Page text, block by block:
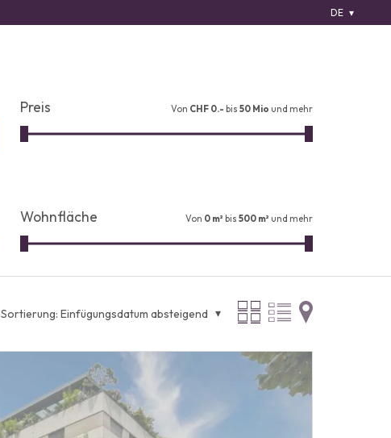
DE
Preis Von CHF 0.- bis 50 Mio und mehr
Wohnfläche Von 0 m² bis 500 m² und mehr
Sortierung: Einfügungsdatum absteigend